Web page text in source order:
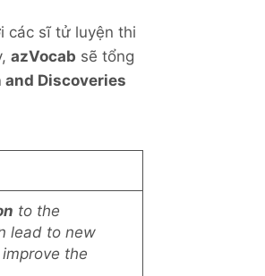
các sĩ tử luyện thi
azVocab sẽ tổng
Discoveries
to the
lead to new
the